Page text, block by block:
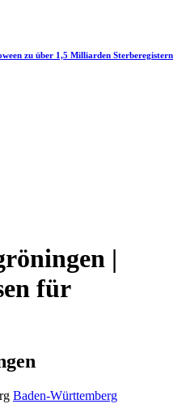
zu über 1,5 Milliarden Sterberegistern
|
für
Baden-Württemberg